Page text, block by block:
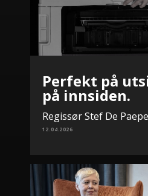
Perfekt på
på innsiden.
Regissør Stef De
12.04.2026